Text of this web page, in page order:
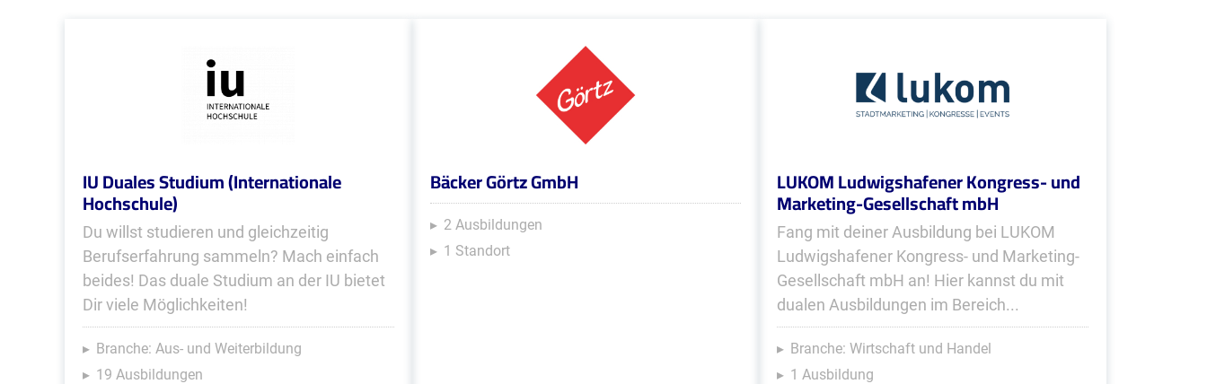
IU Duales Studium (Internationale
Hochschule)
Du willst studieren und gleichzeitig
Berufserfahrung sammeln? Mach einfach
beides! Das duale Studium an der IU bietet
Dir viele Möglichkeiten!
Branche: Aus- und Weiterbildung
19 Ausbildungen
Bäcker Görtz GmbH
2 Ausbildungen
1 Standort
LUKOM Ludwigshafener Kongress- und
Marketing-Gesellschaft mbH
Fang mit deiner Ausbildung bei LUKOM
Ludwigshafener Kongress- und Marketing-
Gesellschaft mbH an! Hier kannst du mit
dualen Ausbildungen im Bereich...
Branche: Wirtschaft und Handel
1 Ausbildung